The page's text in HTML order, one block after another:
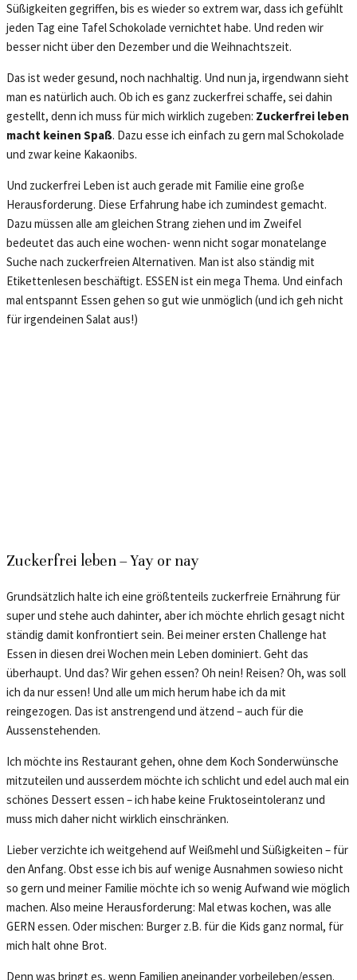
Süßigkeiten gegriffen, bis es wieder so extrem war, dass ich gefühlt
jeden Tag eine Tafel Schokolade vernichtet habe. Und reden wir
besser nicht über den Dezember und die Weihnachtszeit.
Das ist weder gesund, noch nachhaltig. Und nun ja, irgendwann sieht
man es natürlich auch. Ob ich es ganz zuckerfrei schaffe, sei dahin
gestellt, denn ich muss für mich wirklich zugeben: Zuckerfrei leben
macht keinen Spaß. Dazu esse ich einfach zu gern mal Schokolade
und zwar keine Kakaonibs.
Und zuckerfrei Leben ist auch gerade mit Familie eine große
Herausforderung. Diese Erfahrung habe ich zumindest gemacht.
Dazu müssen alle am gleichen Strang ziehen und im Zweifel
bedeutet das auch eine wochen- wenn nicht sogar monatelange
Suche nach zuckerfreien Alternativen. Man ist also ständig mit
Etikettenlesen beschäftigt. ESSEN ist ein mega Thema. Und einfach
mal entspannt Essen gehen so gut wie unmöglich (und ich geh nicht
für irgendeinen Salat aus!)
Zuckerfrei leben – Yay or nay
Grundsätzlich halte ich eine größtenteils zuckerfreie Ernährung für
super und stehe auch dahinter, aber ich möchte ehrlich gesagt nicht
ständig damit konfrontiert sein. Bei meiner ersten Challenge hat
Essen in diesen drei Wochen mein Leben dominiert. Geht das
überhaupt. Und das? Wir gehen essen? Oh nein! Reisen? Oh, was soll
ich da nur essen! Und alle um mich herum habe ich da mit
reingezogen. Das ist anstrengend und ätzend – auch für die
Aussenstehenden.
Ich möchte ins Restaurant gehen, ohne dem Koch Sonderwünsche
mitzuteilen und ausserdem möchte ich schlicht und edel auch mal ein
schönes Dessert essen – ich habe keine Fruktoseintoleranz und
muss mich daher nicht wirklich einschränken.
Lieber verzichte ich weitgehend auf Weißmehl und Süßigkeiten – für
den Anfang. Obst esse ich bis auf wenige Ausnahmen sowieso nicht
so gern und meiner Familie möchte ich so wenig Aufwand wie möglich
machen. Also meine Herausforderung: Mal etwas kochen, was alle
GERN essen. Oder mischen: Burger z.B. für die Kids ganz normal, für
mich halt ohne Brot.
Denn was bringt es, wenn Familien aneinander vorbeileben/essen.